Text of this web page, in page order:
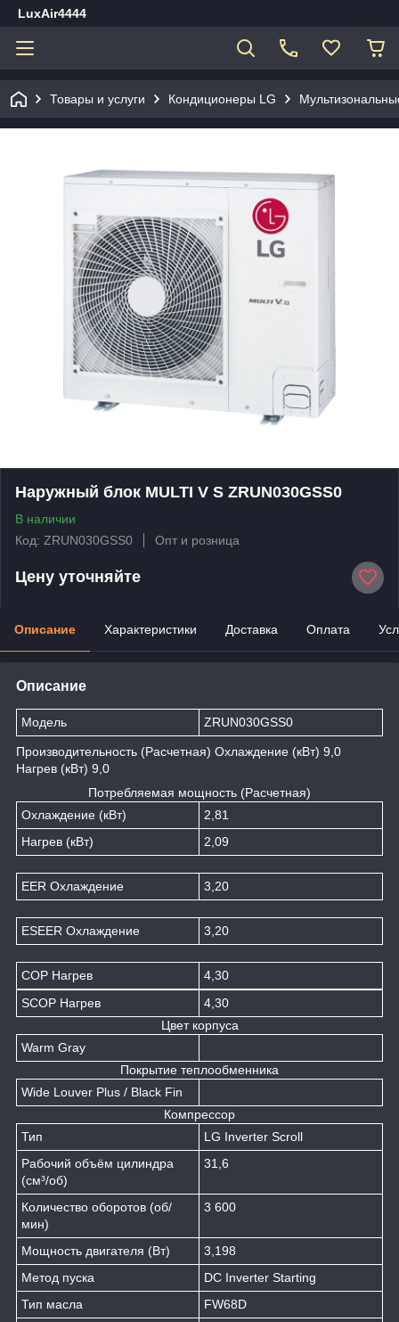
LuxAir4444
Товары и услуги Кондиционеры LG
Наружный блок MULTI V S ZRUN030GSS0
В наличии
Код: ZRUN030GSS0
Опт и розница
Цену уточняйте
Описание Характеристики Доставка Оплата
Описание
Модель ZRUN030GSS0
Производительность (Расчетная) Охлаждение (кВт) 9,0
Нагрев (кВт) 9,0
Потребляемая мощность (Расчетная)
Охлаждение (кВт)
2,81
Нагрев (кВт)
2,09
EER Охлаждение 3,20
ESEER Охлаждение 3,20
COP Нагрев
4,30
SCOP Нагрев
4,30
Цвет корпуса
Warm Gray
Покрытие теплообменника
Wide Louver Plus / Black Fin
Компрессор
Тип
LG Inverter Scroll
Рабочий объём цилиндра
(см³/об)
31,6
Количество оборотов (об/
мин)
3 600
Мощность двигателя (Вт)
3,198
Метод пуска
DC Inverter Starting
Тип масла
FW68D